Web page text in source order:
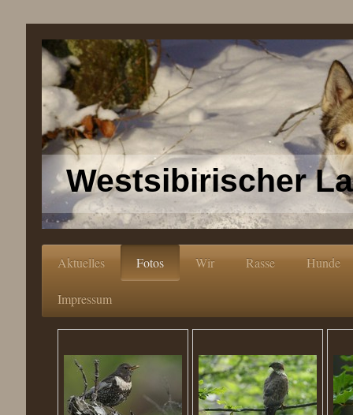
Westsibirischer
Aktuelles Fotos Wir Rasse Hunde
Impressum